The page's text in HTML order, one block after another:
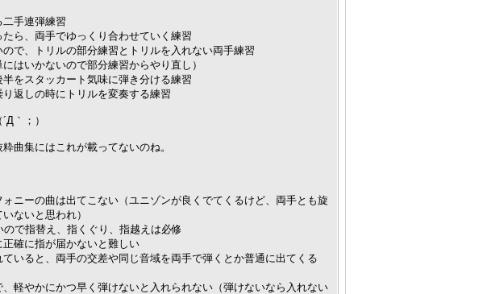
二手連弾練習
ら、両手でゆっくり合わせていく練習
で、トリルの部分練習とトリルを入れない両手練習
はいかないので部分練習からやり直し）
をスタッカート気味に弾き分ける練習
返しの時にトリルを変奏する練習
｀；）
曲集にはこれが載ってないのね。
ニーの曲は出てこない（ユニゾンが良くでてくるけど、両手とも旋
ないと思われ）
で指替え、指くぐり、指越えは必修
確に指が届かないと難しい
いると、両手の交差や同じ音域を両手で弾くとか普通に出てくる
軽やかにかつ早く弾けないと入れられない（弾けないなら入れない